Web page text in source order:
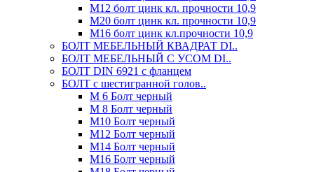
М12 болт цинк кл. прочности 10,9
М20 болт цинк кл. прочности 10,9
М16 болт цинк кл.прочности 10,9
БОЛТ МЕБЕЛЬНЫЙ КВАДРАТ DI..
БОЛТ МЕБЕЛЬНЫЙ С УСОМ DI..
БОЛТ DIN 6921 c фланцем
БОЛТ с шестигранной голов..
М 6 Болт черный
М 8 Болт черный
М10 Болт черный
М12 Болт черный
М14 Болт черный
М16 Болт черный